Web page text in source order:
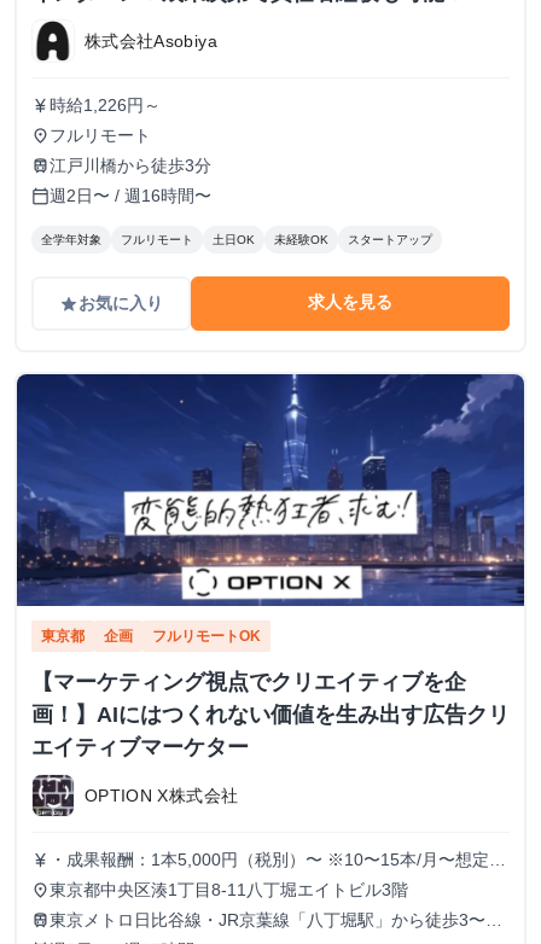
株式会社Asobiya
currency_yen 時給1,226円～
place フルリモート
train江戸川橋から徒歩3分
calendar_today週2日〜 / 週16時間〜
全学年対象 フルリモート 土日OK 未経験OK スタートアップ
gradeお気に入り 求人を見る
東京都 企画 フルリモートOK
【マーケティング視点でクリエイティブを企
画！】AIにはつくれない価値を生み出す広告クリ
エイティブマーケター
OPTION X株式会社
currency_yen ・成果報酬：1本5,000円（税別）〜 ※10〜15本/月〜想定
※経験、実績、能力等によって変動 ※トライアル期間の場
合変動あり
place東京都中央区湊1丁目8-11八丁堀エイトビル3階
train東京メトロ日比谷線・JR京葉線「八丁堀駅」から徒歩3〜6